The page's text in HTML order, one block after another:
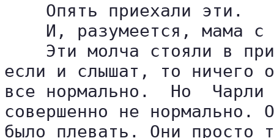
    Опять приехали эти.
И, разумеется, мама
Эти молча стояли в
если и слышат, то ничего
все нормально.  Но
совершенно не
было плевать. Они